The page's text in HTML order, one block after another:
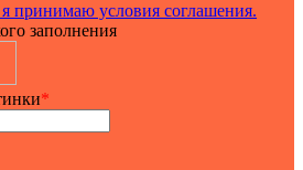
принимаю условия соглашения.
заполнения
*